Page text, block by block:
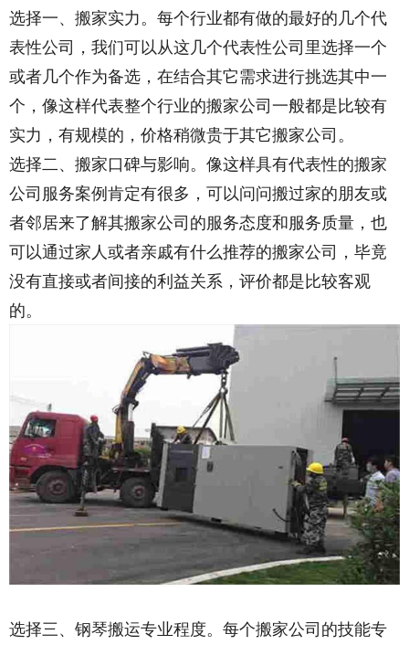
选择一、搬家实力。每个行业都有做的最好的几个代
表性公司，我们可以从这几个代表性公司里选择一个
或者几个作为备选，在结合其它需求进行挑选其中一
个，像这样代表整个行业的搬家公司一般都是比较有
实力，有规模的，价格稍微贵于其它搬家公司。
选择二、搬家口碑与影响。像这样具有代表性的搬家
公司服务案例肯定有很多，可以问问搬过家的朋友或
者邻居来了解其搬家公司的服务态度和服务质量，也
可以通过家人或者亲戚有什么推荐的搬家公司，毕竟
没有直接或者间接的利益关系，评价都是比较客观
的。
选择三、钢琴搬运专业程度。每个搬家公司的技能专